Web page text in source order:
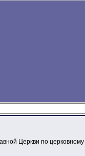
Церкви по